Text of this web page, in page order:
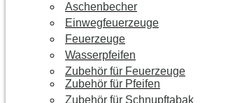
Aschenbecher
Einwegfeuerzeuge
Feuerzeuge
Wasserpfeifen
Zubehör für Feuerzeuge
Zubehör für Pfeifen
Zubehör für Schnupftabak